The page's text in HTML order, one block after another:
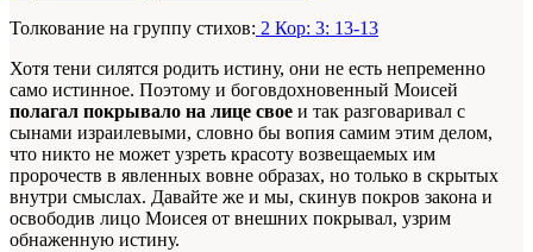
Толкование на группу стихов: 2 Кор: 3: 13-13
Хотя тени силятся родить истину, они не есть непременно
само истинное. Поэтому и боговдохновенный Моисей
полагал покрывало на лице свое и так разговаривал с
сынами израилевыми, словно бы вопия самим этим делом,
что никто не может узреть красоту возвещаемых им
пророчеств в явленных вовне образах, но только в скрытых
внутри смыслах. Давайте же и мы, скинув покров закона и
освободив лицо Моисея от внешних покрывал, узрим
обнаженную истину.